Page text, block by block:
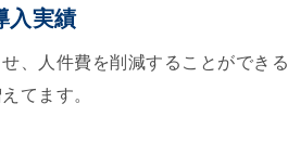
入実績
、人件費を削減することができ
てます。